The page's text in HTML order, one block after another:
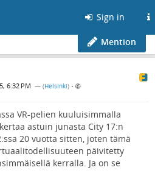
Sign in
Mention
6:32 PM — (Helsinki) •
VR-pelien kuuluisimmalla
astuin junasta City 17:n
20 vuotta sitten, joten tämä
päivitetty
kerralla. Ja on se